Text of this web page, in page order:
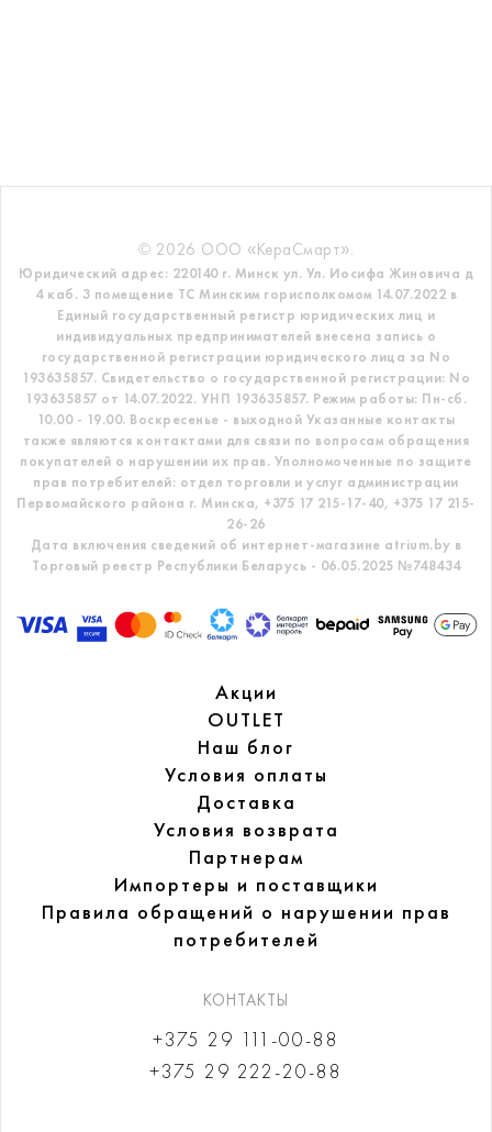
© 2026 ООО «КераСмарт».
Юридический адрес: 220140 г. Минск ул. Ул. Иосифа Жиновича д
4 каб. 3 помещение ТС Минским горисполкомом 14.07.2022 в
Единый государственный регистр юридических лиц и
индивидуальных предпринимателей внесена запись о
государственной регистрации юридического лица за No
193635857. Свидетельство о государственной регистрации: No
193635857 от 14.07.2022. УНП 193635857. Режим работы: Пн-сб.
10.00 - 19.00. Воскресенье - выходной Указанные контакты
также являются контактами для связи по вопросам обращения
покупателей о нарушении их прав. Уполномоченные по защите
прав потребителей: отдел торговли и услуг администрации
Первомайского района г. Минска, +375 17 215-17-40, +375 17 215-
26-26
Дата включения сведений об интернет-магазине atrium.by в
Торговый реестр Республики Беларусь - 06.05.2025 №748434
Акции
OUTLET
Наш блог
Условия оплаты
Доставка
Условия возврата
Партнерам
Импортеры и поставщики
Правила обращений о нарушении прав
потребителей
КОНТАКТЫ
+375 29 111-00-88
+375 29 222-20-88